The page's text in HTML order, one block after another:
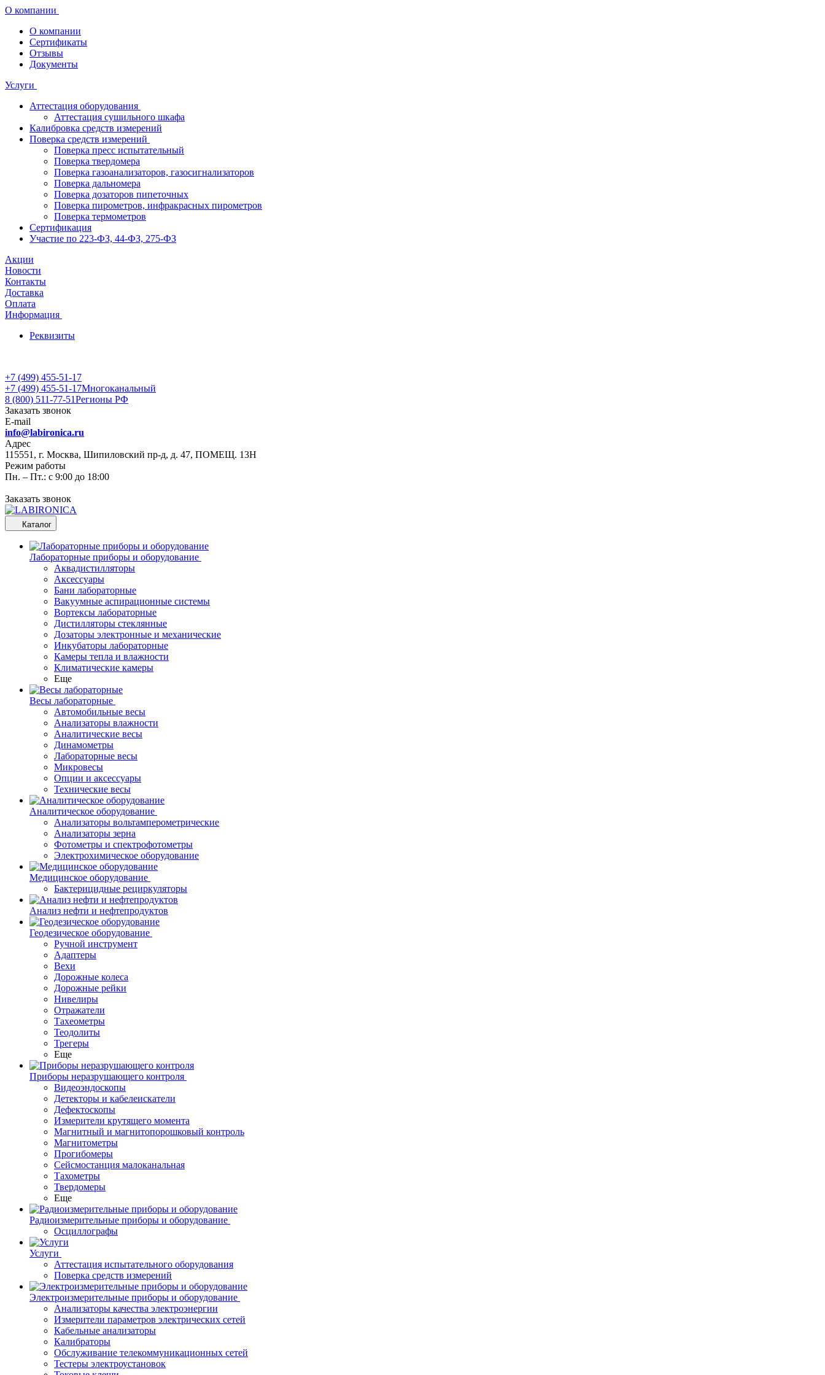
О компании
О компании
Сертификаты
Отзывы
Документы
Услуги
Аттестация оборудования
Аттестация сушильного шкафа
Калибровка средств измерений
Поверка средств измерений
Поверка пресс испытательный
Поверка твердомера
Поверка газоанализаторов, газосигнализаторов
Поверка дальномера
Поверка дозаторов пипеточных
Поверка пирометров, инфракрасных пирометров
Поверка термометров
Сертификация
Участие по 223-ФЗ, 44-ФЗ, 275-ФЗ
Акции
Новости
Контакты
Доставка
Оплата
Информация
Реквизиты
+7 (499) 455-51-17
+7 (499) 455-51-17Многоканальный
8 (800) 511-77-51Регионы РФ
Заказать звонок
E-mail
info@labironica.ru
Адрес
115551, г. Москва, Шипиловский пр-д, д. 47, ПОМЕЩ. 13Н
Режим работы
Пн. – Пт.: с 9:00 до 18:00
Заказать звонок
Каталог
Лабораторные приборы и оборудование
Аквадистилляторы
Аксессуары
Бани лабораторные
Вакуумные аспирационные системы
Вортексы лабораторные
Дистилляторы стеклянные
Дозаторы электронные и механические
Инкубаторы лабораторные
Камеры тепла и влажности
Климатические камеры
Еще
Весы лабораторные
Автомобильные весы
Анализаторы влажности
Аналитические весы
Динамометры
Лабораторные весы
Микровесы
Опции и аксессуары
Технические весы
Аналитическое оборудование
Анализаторы вольтамперометрические
Анализаторы зерна
Фотометры и спектрофотометры
Электрохимическое оборудование
Медицинское оборудование
Бактерицидные рециркуляторы
Анализ нефти и нефтепродуктов
Геодезическое оборудование
Ручной инструмент
Адаптеры
Вехи
Дорожные колеса
Дорожные рейки
Нивелиры
Отражатели
Тахеометры
Теодолиты
Трегеры
Еще
Приборы неразрушающего контроля
Видеоэндоскопы
Детекторы и кабелеискатели
Дефектоскопы
Измерители крутящего момента
Магнитный и магнитопорошковый контроль
Магнитометры
Прогибомеры
Сейсмостанция малоканальная
Тахометры
Твердомеры
Еще
Радиоизмерительные приборы и оборудование
Осциллографы
Услуги
Аттестация испытательного оборудования
Поверка средств измерений
Электроизмерительные приборы и оборудование
Анализаторы качества электроэнергии
Измерители параметров электрических сетей
Кабельные анализаторы
Калибраторы
Обслуживание телекоммуникационных сетей
Тестеры электроустановок